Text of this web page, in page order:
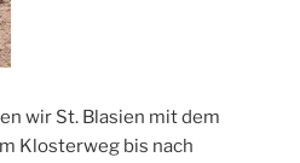
wir St. Blasien mit dem
Klosterweg bis nach